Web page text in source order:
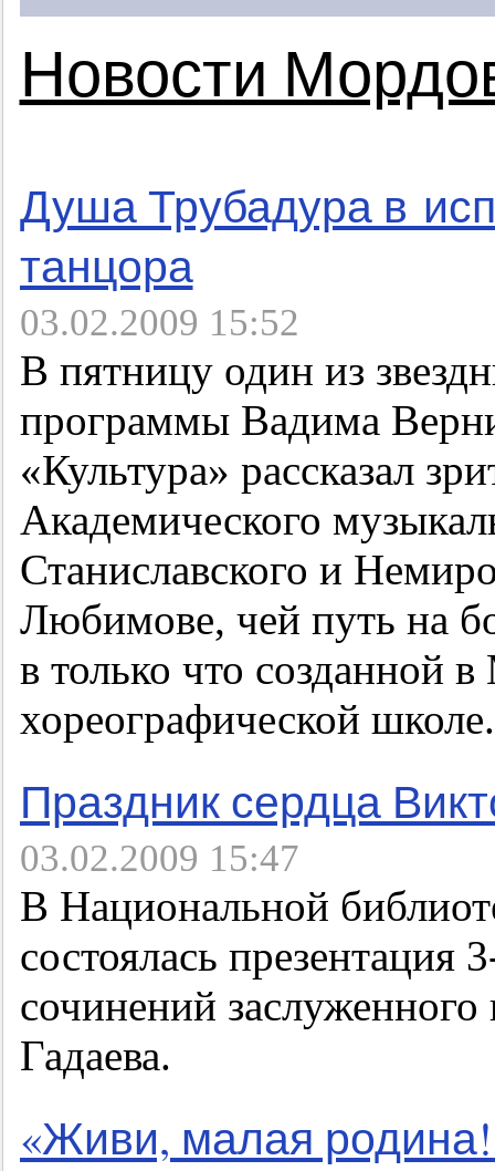
Новости
Душа Трубадура в
танцора
03.02.2009 15:52
В пятницу один из
программы Вадима
«Культура» рассказал
Академического
Станиславского и
Любимове, чей путь на
в только что созданной
хореографической школе.
Праздник сердца
03.02.2009 15:47
В Национальной
состоялась презентация
сочинений
Гадаева.
«Живи, малая